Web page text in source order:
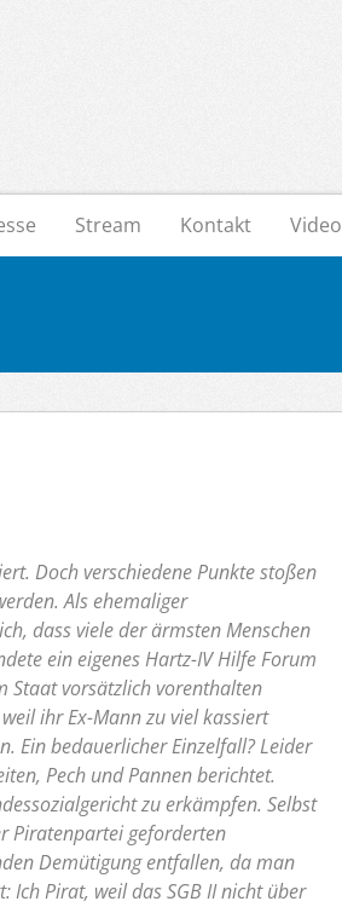
Stream Kontakt Video
Doch verschiedene Punkte stoßen
Als ehemaliger
dass viele der ärmsten Menschen
ein eigenes Hartz-IV Hilfe Forum
Staat vorsätzlich vorenthalten
ihr Ex-Mann zu viel kassiert
Ein bedauerlicher Einzelfall? Leider
Pech und Pannen berichtet.
zu erkämpfen. Selbst
Piratenpartei geforderten
Demütigung entfallen, da man
Ich Pirat, weil das SGB II nicht über